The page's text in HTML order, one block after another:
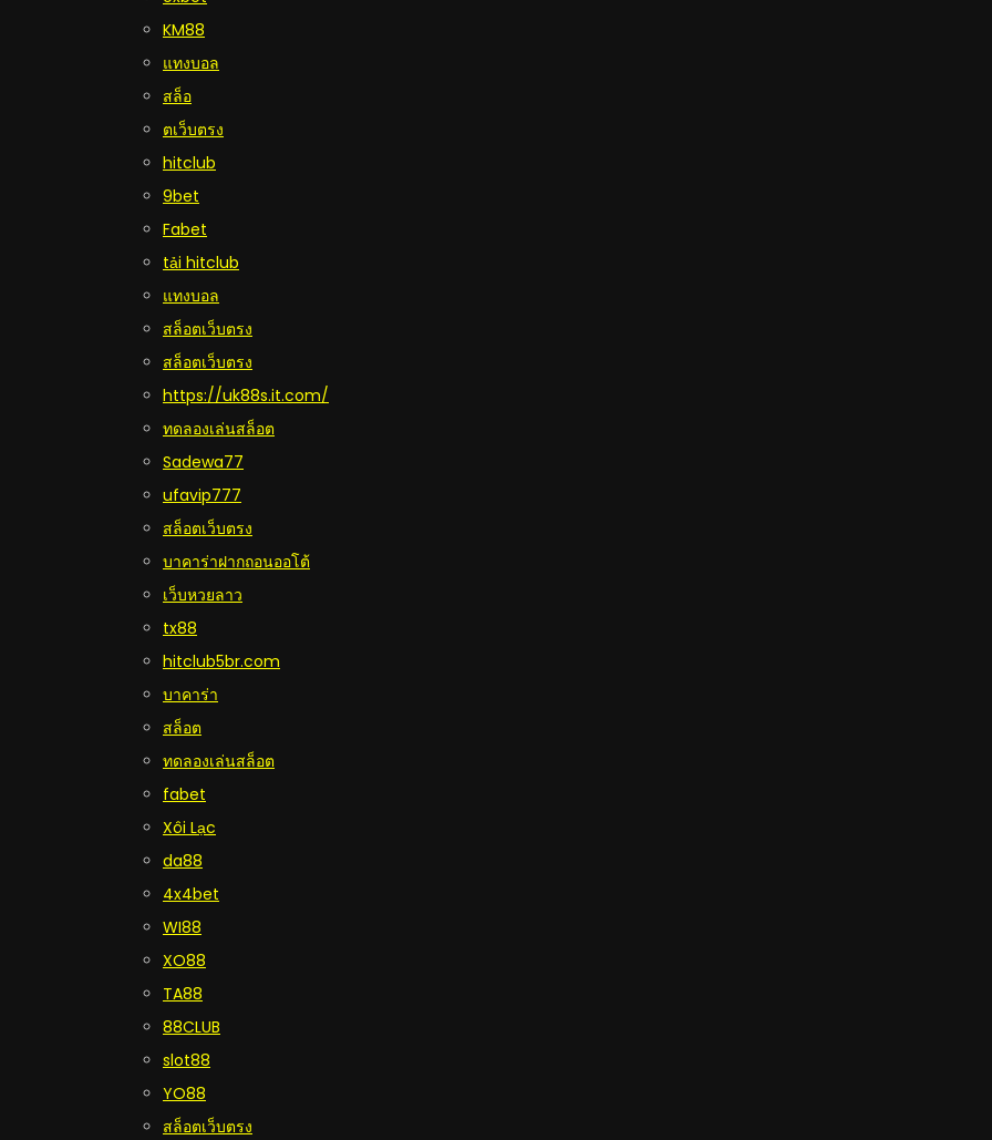
KM88
แทงบอล
สล็อ
ตเว็บตรง
hitclub
9bet
Fabet
tải hitclub
แทงบอล
สล็อตเว็บตรง
สล็อตเว็บตรง
https://uk88s.it.com/
ทดลองเล่นสล็อต
Sadewa77
ufavip777
สล็อตเว็บตรง
บาคาร่าฝากถอนออโต้
เว็บหวยลาว
tx88
hitclub5br.com
บาคาร่า
สล็อต
ทดลองเล่นสล็อต
fabet
Xôi Lạc
da88
4x4bet
WI88
XO88
TA88
88CLUB
slot88
YO88
สล็อตเว็บตรง